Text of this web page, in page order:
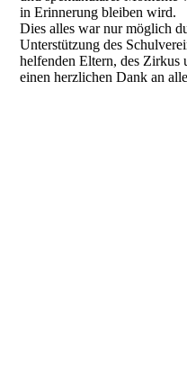
in Erinnerung bleiben wird.
Dies alles war nur möglich
Unterstützung des
helfenden Eltern, des Zirkus
einen herzlichen Dank an